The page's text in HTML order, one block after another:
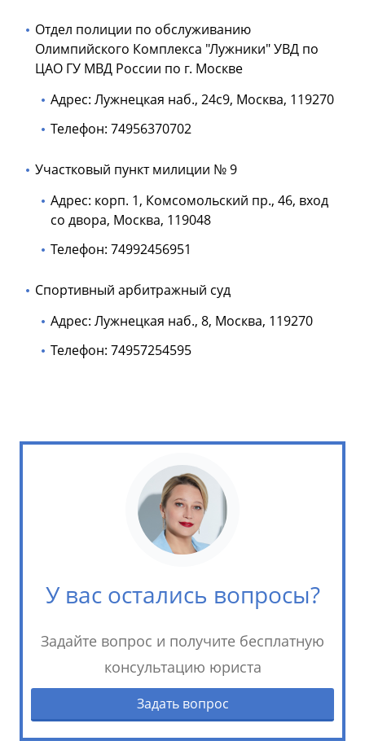
Отдел полиции по обслуживанию
Олимпийского Комплекса "Лужники" УВД по
ЦАО ГУ МВД России по г. Москве
Адрес: Лужнецкая наб., 24с9, Москва, 119270
Телефон: 74956370702
Участковый пункт милиции № 9
Адрес: корп. 1, Комсомольский пр., 46, вход
со двора, Москва, 119048
Телефон: 74992456951
Спортивный арбитражный суд
Адрес: Лужнецкая наб., 8, Москва, 119270
Телефон: 74957254595
У вас остались вопросы?
Задайте вопрос и получите бесплатную
консультацию юриста
Задать вопрос